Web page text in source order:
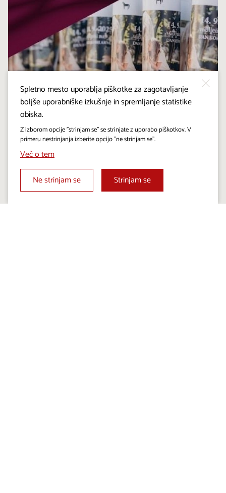
Spletno mesto uporablja piškotke za zagotavljanje
boljše uporabniške izkušnje in spremljanje statistike
obiska.
Z izborom opcije "strinjam se" se strinjate z uporabo piškotkov. V
primeru nestrinjanja izberite opcijo "ne strinjam se".
Več o tem
Ne strinjam se
Strinjam se